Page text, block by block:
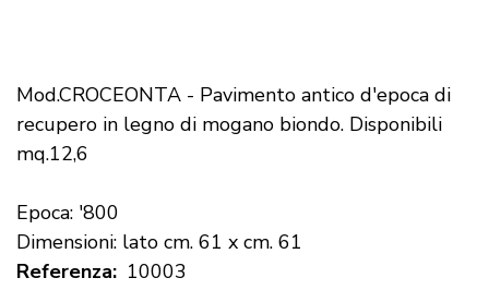
Mod.CROCEONTA - Pavimento antico d'epoca di
recupero in legno di mogano biondo. Disponibili
mq.12,6
Epoca: '800
Dimensioni: lato cm. 61 x cm. 61
Referenza
10003